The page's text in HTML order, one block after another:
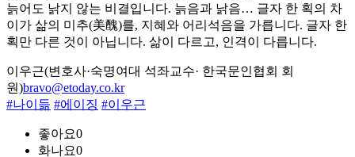
늙어도 낡지 않는 비결입니다. 늙음과 낡음… 글자 한 획의 차
이가 삶의 미추(美醜)를, 지혜와 어리석음을 가릅니다. 글자 한
획만 다른 것이 아닙니다. 삶이 다르고, 인격이 다릅니다.
이우근(변호사·숙명여대 석좌교수· 한국문인협회 회
원)bravo@etoday.co.kr
#나이듦 #에이징 #이우근
좋아요0
화나요0